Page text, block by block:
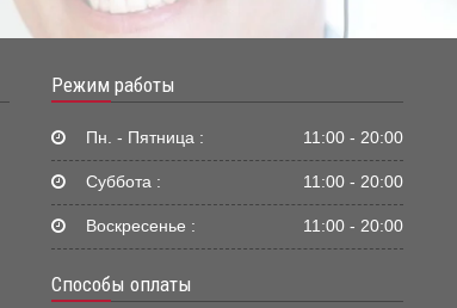
Режим работы
Пн. - Пятница : 11:00 - 20:00
Суббота : 11:00 - 20:00
Воскресенье : 11:00 - 20:00
Способы оплаты